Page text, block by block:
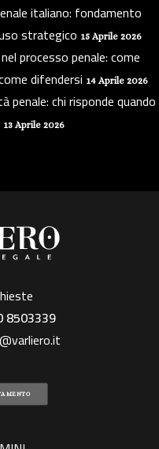
italiano: fondamento
strategico 15 Aprile 2026
processo penale: come
difendersi 14 Aprile 2026
penale: chi risponde quando
13 Aprile 2026
8503339